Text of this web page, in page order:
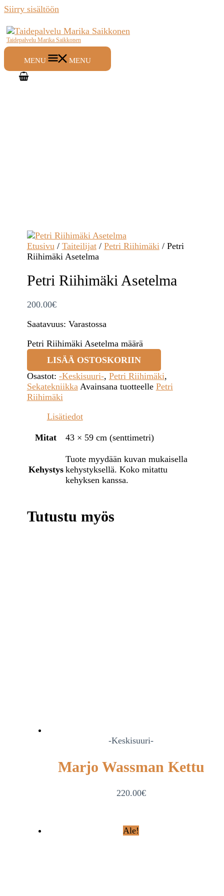
Siirry sisältöön
Taidepalvelu Marika Saikkonen
MENU MENU
Etusivu/ Taiteilijat/ Petri Riihimäki/ Petri
Riihimäki Asetelma
Petri Riihimäki Asetelma
200.00€
Saatavuus: Varastossa
Petri Riihimäki Asetelma määrä
LISÄÄ OSTOSKORIIN
Osastot: -Keskisuuri-, Petri Riihimäki,
Sekatekniikka Avainsana tuotteelle Petri
Riihimäki
Lisätiedot
Mitat 43 × 59 cm (senttimetri)
Kehystys
Tuote myydään kuvan mukaisella
kehystyksellä. Koko mitattu
kehyksen kanssa.
Tutustu myös
-Keskisuuri-
Marjo Wassman Kettu
220.00€
Ale!